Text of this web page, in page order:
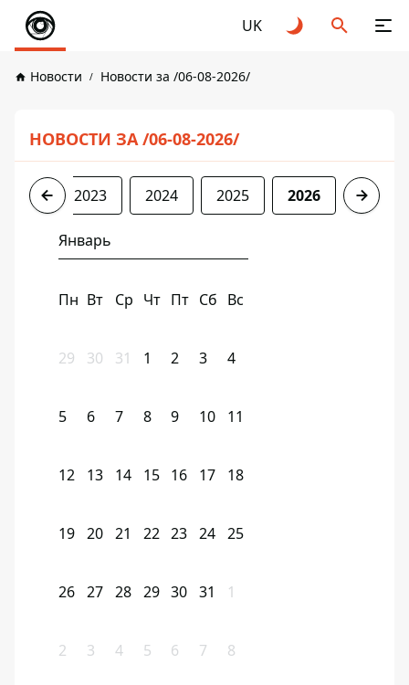
UK
Новости Новости за /06-08-2026/
НОВОСТИ ЗА /06-08-2026/
2022 2023 2024 2025 2026
Январь
Пн Вт Ср Чт Пт Сб Вс
29 30 31 1 2 3 4
5 6 7 8 9 10 11
12 13 14 15 16 17 18
19 20 21 22 23 24 25
26 27 28 29 30 31 1
2 3 4 5 6 7 8